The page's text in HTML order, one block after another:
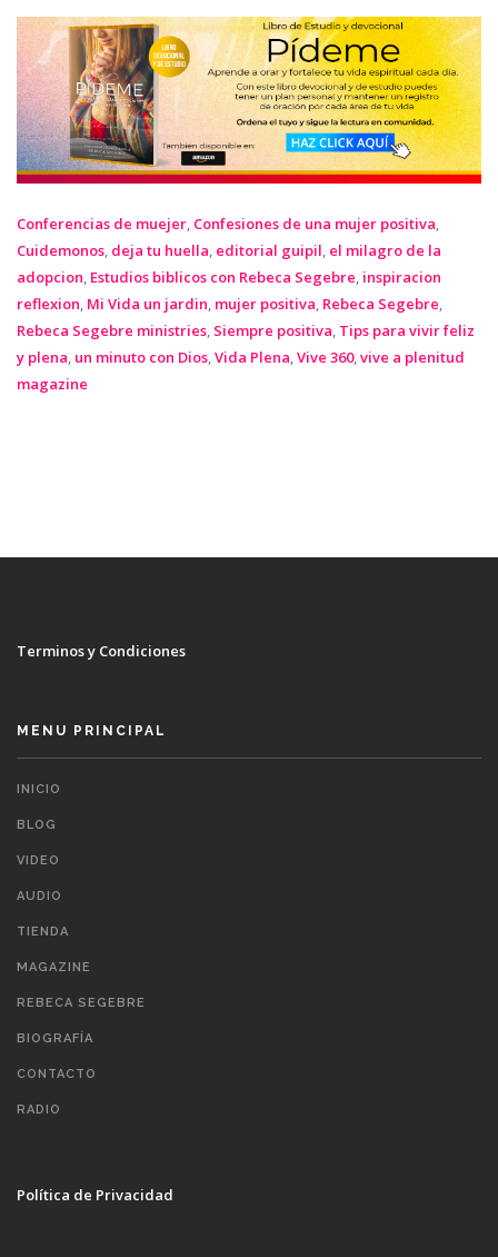
Conferencias de muejer, Confesiones de una mujer positiva,
Cuidemonos, deja tu huella, editorial guipil, el milagro de la
adopcion, Estudios biblicos con Rebeca Segebre, inspiracion
reflexion, Mi Vida un jardin, mujer positiva, Rebeca Segebre,
Rebeca Segebre ministries, Siempre positiva, Tips para vivir feliz
y plena, un minuto con Dios,Vida Plena,Vive 360,vive a plenitud
magazine
Terminos y Condiciones
MENU PRINCIPAL
INICIO
BLOG
VIDEO
AUDIO
TIENDA
MAGAZINE
REBECA SEGEBRE
BIOGRAFÍA
CONTACTO
RADIO
Política de Privacidad